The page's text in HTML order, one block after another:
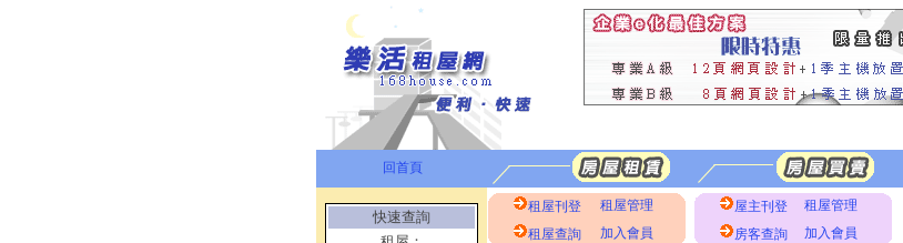
回首頁
快速查詢
租屋刊登
租屋管理
租屋查詢
加入會員
屋主刊登
租屋管理
房客查詢
加入會員